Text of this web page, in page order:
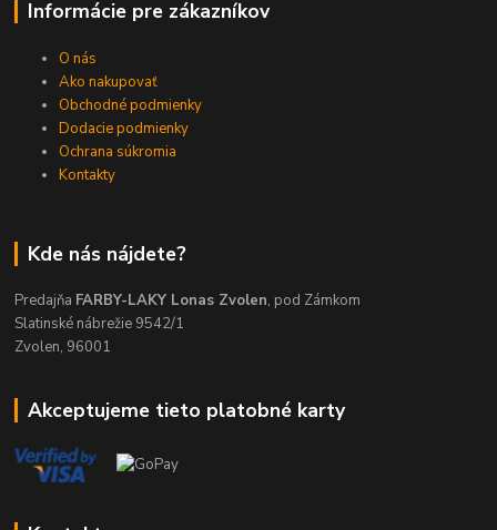
Informácie pre zákazníkov
O nás
Ako nakupovať
Obchodné podmienky
Dodacie podmienky
Ochrana súkromia
Kontakty
Kde nás nájdete?
Predajňa FARBY-LAKY Lonas Zvolen, pod Zámkom
Slatinské nábrežie 9542/1
Zvolen, 96001
Akceptujeme tieto platobné karty